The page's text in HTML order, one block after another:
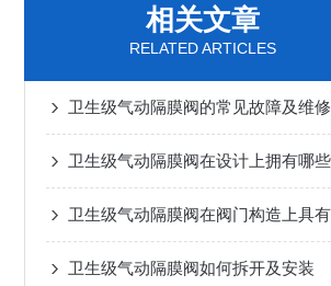
相关文章
RELATED ARTICLES
卫生级气动隔膜阀的常见故障及维修
卫生级气动隔膜阀如何拆开及安装